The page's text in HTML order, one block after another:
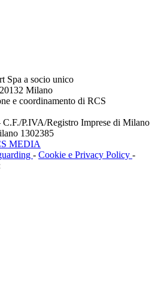
Spa a socio unico
Milano
e coordinamento di RCS
P.IVA/Registro Imprese di Milano
1302385
MEDIA
- Cookie e Privacy Policy -